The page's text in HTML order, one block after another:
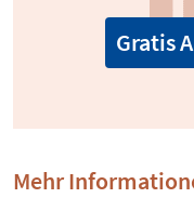
Gratis
Mehr